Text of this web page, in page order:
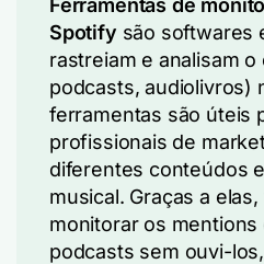
Ferramentas de
Spotify são softwares
rastreiam e analisam
podcasts, audiolivros)
ferramentas são úteis
profissionais de
diferentes conteúdos
musical. Graças a
monitorar os mentions
podcasts sem ouvi-